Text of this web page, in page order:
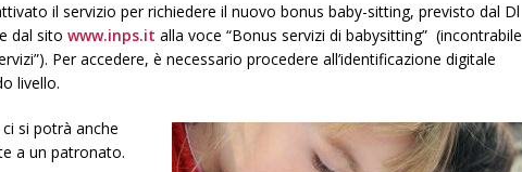
dell’Alba 7
ALBA
[ 6 Agosto 2026 ]
Palio di Asti, Andrea Calamassi confermato mossiere per
[ 6 Agosto 2026 ]
Bra e Boschetto piangono Giuseppe Ambrogio, una vita tra la
il servizio per richiedere il nuovo bonus baby-sitting, previsto dal Dl
dal sito www.inps.it alla voce “Bonus servizi di babysitting” (incontrabile
Per accedere, è necessario procedere all’identificazione digitale
livello.
si potrà anche
a un patronato.